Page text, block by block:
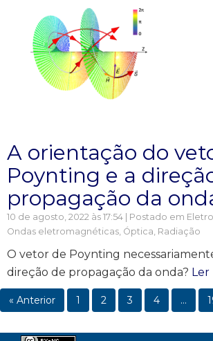
A orientação do
Poynting e a
propagação da
10 de agosto, 2022 às 17:54 | Postado em
Ondas eletromagnéticas, Óptica, Radiação
O vetor de Poynting
direção de propagação da onda? Ler
« Anterior 1 2 3 4 …